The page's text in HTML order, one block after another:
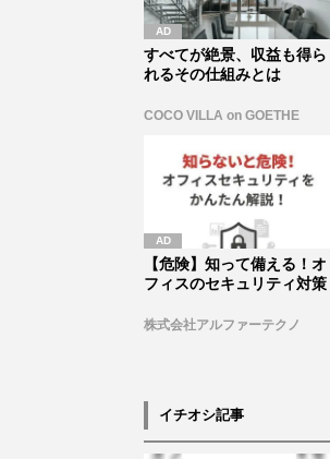
すべてが絶景、収益も得ら
れるその仕組みとは
COCO VILLA on GOETHE
【危険】知って備える！オ
フィスのセキュリティ対策
株式会社アルファーテクノ
イチオシ記事